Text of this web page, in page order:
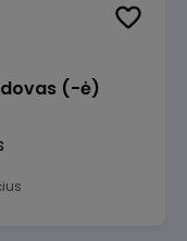
(-ė)